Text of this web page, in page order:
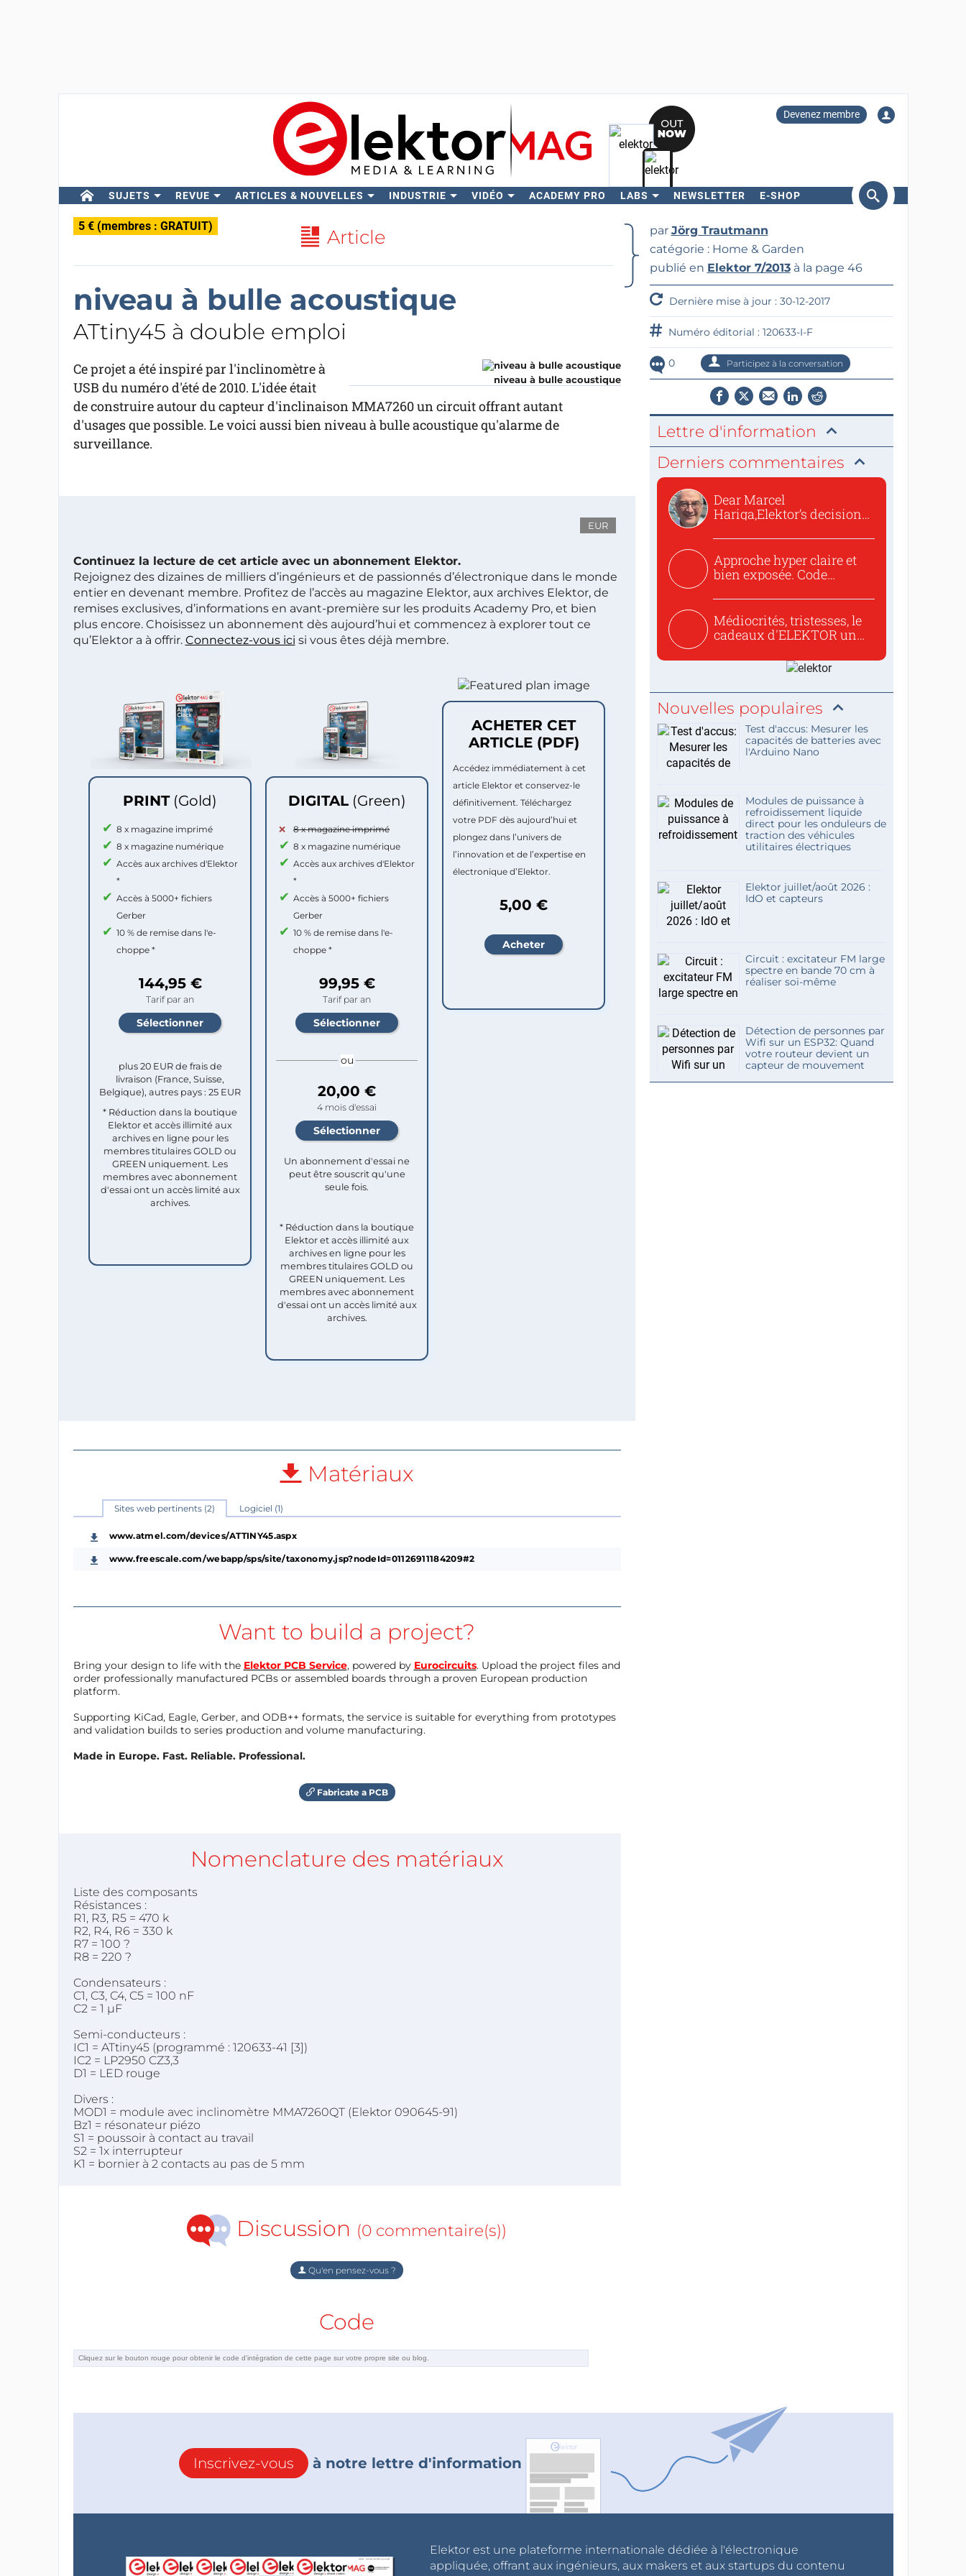
Devenez membre
SUJETS REVUE ARTICLES & NOUVELLES INDUSTRIE VIDÉO ACADEMY PRO LABS NEWSLETTER E-SHOP
Rechercher
5 € (membres : GRATUIT) Article
niveau à bulle acoustique
ATtiny45 à double emploi
niveau à bulle acoustique
Ce projet a été inspiré par l'inclinomètre à
USB du numéro d'été de 2010. L'idée était
de construire autour du capteur d'inclinaison MMA7260 un circuit offrant autant
d'usages que possible. Le voici aussi bien niveau à bulle acoustique qu'alarme de
surveillance.
EUR
Continuez la lecture de cet article avec un abonnement Elektor.
Rejoignez des dizaines de milliers d’ingénieurs et de passionnés d’électronique dans le monde
entier en devenant membre. Profitez de l’accès au magazine Elektor, aux archives Elektor, de
remises exclusives, d’informations en avant-première sur les produits Academy Pro, et bien
plus encore. Choisissez un abonnement dès aujourd’hui et commencez à explorer tout ce
qu’Elektor a à offrir. Connectez-vous ici si vous êtes déjà membre.
PRINT (Gold)
8 x magazine imprimé
8 x magazine numérique
Accès aux archives d'Elektor
*
Accès à 5000+ fichiers
Gerber
10 % de remise dans l'e-
choppe *
144,95 €
Tarif par an
plus 20 EUR de frais de
livraison (France, Suisse,
Belgique), autres pays : 25 EUR
* Réduction dans la boutique
Elektor et accès illimité aux
archives en ligne pour les
membres titulaires GOLD ou
GREEN uniquement. Les
membres avec abonnement
d'essai ont un accès limité aux
archives.
DIGITAL (Green)
8 x magazine imprimé
8 x magazine numérique
Accès aux archives d'Elektor
*
Accès à 5000+ fichiers
Gerber
10 % de remise dans l'e-
choppe *
99,95 €
Tarif par an
ou
20,00 €
4 mois d'essai
Un abonnement d'essai ne
peut être souscrit qu'une
seule fois.​
* Réduction dans la boutique
Elektor et accès illimité aux
archives en ligne pour les
membres titulaires GOLD ou
GREEN uniquement. Les
membres avec abonnement
d'essai ont un accès limité aux
archives.
ACHETER CET
ARTICLE (PDF)
Accédez immédiatement à cet
article Elektor et conservez-le
définitivement. Téléchargez
votre PDF dès aujourd’hui et
plongez dans l’univers de
l’innovation et de l’expertise en
électronique d’Elektor.
5,00 €
Matériaux
Sites web pertinents (2) Logiciel (1)
www.atmel.com/devices/ATTINY45.aspx
www.freescale.com/webapp/sps/site/taxonomy.jsp?nodeId=01126911184209#2
Want to build a project?
Bring your design to life with the Elektor PCB Service, powered by Eurocircuits. Upload the project files and
order professionally manufactured PCBs or assembled boards through a proven European production
platform.
Supporting KiCad, Eagle, Gerber, and ODB++ formats, the service is suitable for everything from prototypes
and validation builds to series production and volume manufacturing.
Made in Europe. Fast. Reliable. Professional.
Fabricate a PCB
Nomenclature des matériaux
Liste des composants
Résistances :
R1, R3, R5 = 470 k
R2, R4, R6 = 330 k
R7 = 100 ?
R8 = 220 ?
Condensateurs :
C1, C3, C4, C5 = 100 nF
C2 = 1 µF
Semi-conducteurs :
IC1 = ATtiny45 (programmé : 120633-41 [3])
IC2 = LP2950 CZ3,3
D1 = LED rouge
Divers :
MOD1 = module avec inclinomètre MMA7260QT (Elektor 090645-91)
Bz1 = résonateur piézo
S1 = poussoir à contact au travail
S2 = 1x interrupteur
K1 = bornier à 2 contacts au pas de 5 mm
Discussion (0 commentaire(s))
Qu'en pensez-vous ?
Code
par Jörg Trautmann
catégorie : Home & Garden
publié en Elektor 7/2013à la page 46
Dernière mise à jour : 30-12-2017
Numéro éditorial : 120633-I-F
0 Participez à la conversation
Lettre d'information
Derniers commentaires
Dear Marcel
Hariga,Elektor’s decision
Approche hyper claire et
bien exposée. Code
Médiocrités, tristesses, le
cadeaux d'ELEKTOR un
Nouvelles populaires
Test d'accus: Mesurer les
capacités de batteries avec
l'Arduino Nano
Modules de puissance à
refroidissement liquide
direct pour les onduleurs de
traction des véhicules
utilitaires électriques
Elektor juillet/août 2026 :
IdO et capteurs
Circuit : excitateur FM large
spectre en bande 70 cm à
réaliser soi-même
Détection de personnes par
Wifi sur un ESP32: Quand
votre routeur devient un
capteur de mouvement
Inscrivez-vous à notre lettre d'information
Elektor est une plateforme internationale dédiée à l'électronique
appliquée, offrant aux ingénieurs, aux makers et aux startups du contenu